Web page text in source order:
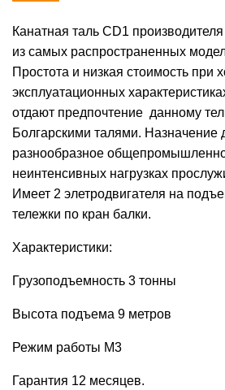
Канатная таль CD1
из самых распространенных
Простота и низкая стоимость при
эксплуатационных
отдают предпочтение данному
Болгарскими талями. Назначение
разнообразное
неинтенсивных нагрузках
Имеет 2 элетродвигателя на
тележки по кран балки.
Характеристики:
Грузоподъемность 3 тонны
Высота подъема 9 метров
Режим работы М3
Гарантия 12 месяцев.